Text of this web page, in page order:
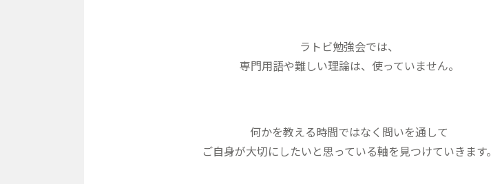
ラトビ勉強会では、
専門用語や難しい理論は、使っていません。
何かを教える時間ではなく問いを通して
ご自身が大切にしたいと思っている軸を見つけていきます。